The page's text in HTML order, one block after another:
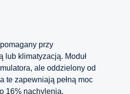
przy
lub klimatyzacją. Moduł
ale oddzielony od
te zapewniają pełną moc
16% nachylenia.